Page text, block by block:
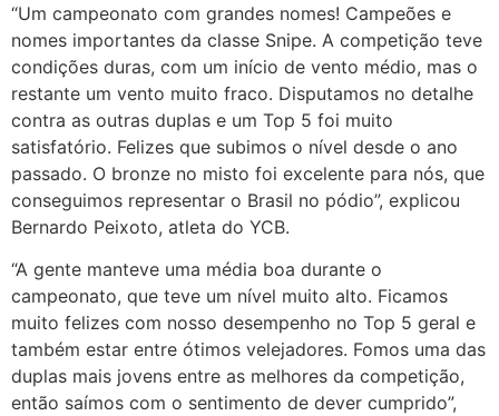
“Um campeonato com grandes nomes! Campeões e
nomes importantes da classe Snipe. A competição teve
condições duras, com um início de vento médio, mas o
restante um vento muito fraco. Disputamos no detalhe
contra as outras duplas e um Top 5 foi muito
satisfatório. Felizes que subimos o nível desde o ano
passado. O bronze no misto foi excelente para nós, que
conseguimos representar o Brasil no pódio”, explicou
Bernardo Peixoto, atleta do YCB.
“A gente manteve uma média boa durante o
campeonato, que teve um nível muito alto. Ficamos
muito felizes com nosso desempenho no Top 5 geral e
também estar entre ótimos velejadores. Fomos uma das
duplas mais jovens entre as melhores da competição,
então saímos com o sentimento de dever cumprido”,